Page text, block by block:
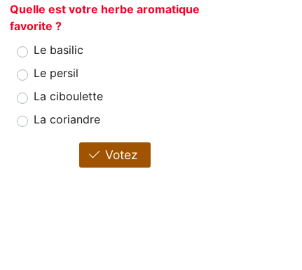
Quelle est votre herbe aromatique
favorite ?
Le basilic
Le persil
La ciboulette
La coriandre
Votez